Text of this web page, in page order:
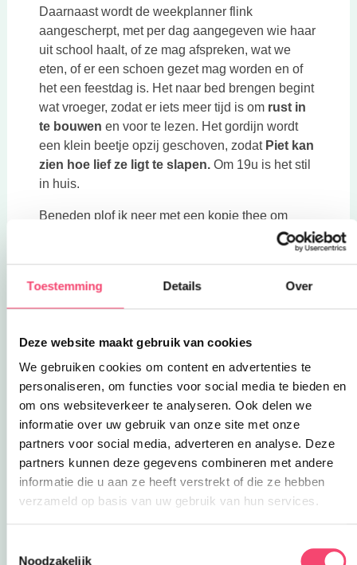
Toestemming Details Over
Deze website maakt gebruik van cookies
We gebruiken cookies om content en advertenties te
personaliseren, om functies voor social media te bieden en
om ons websiteverkeer te analyseren. Ook delen we
informatie over uw gebruik van onze site met onze
partners voor social media, adverteren en analyse. Deze
partners kunnen deze gegevens combineren met andere
informatie die u aan ze heeft verstrekt of die ze hebben
verzameld op basis van uw gebruik van hun services.
Noodzakelijk
Daarnaast wordt de weekplanner flink
aangescherpt, met per dag aangegeven wie haar
uit school haalt, of ze mag afspreken, wat we
eten, of er een schoen gezet mag worden en of
het een feestdag is. Het naar bed brengen begint
wat vroeger, zodat er iets meer tijd is omrust in
te bouwen en voor te lezen. Het gordijn wordt
een klein beetje opzij geschoven, zodat Piet kan
zien hoe lief ze ligt te slapen.Om 19u is het stil
in huis.
Beneden plof ik neer met een kopje thee om
verder te gaan met het onder controle houden
gedichten krijgen steeds meer vorm, kado’s zijn
ingepakt en de menu’s liggen klaar met
check!
Groetjes Emilie
Tip: Heeft jouw kind ook last van decemberstress
en zou je graag willen dat Emilie een keertje met
je meedenkt, neem gerustcontact met haar
praktijk Vergne op. Deze link opent in een nieuwe tab
Samen kunnen jullie dan
kijken naar de mogelijkheden en eventuele
kosten.